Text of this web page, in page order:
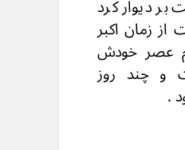
دیوار کرد
زمان اکبر
عصر خودش
و چند روز
.